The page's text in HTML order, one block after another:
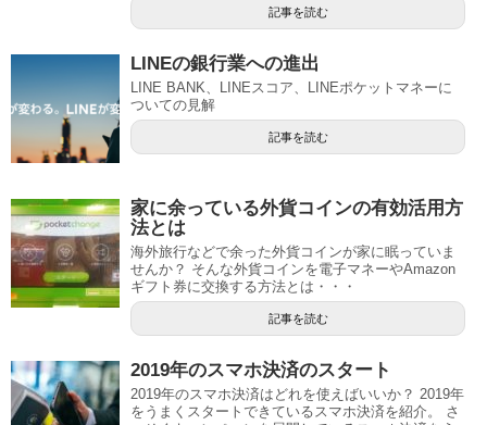
記事を読む
LINEの銀行業への進出
LINE BANK、LINEスコア、LINEポケットマネーに
ついての見解
記事を読む
家に余っている外貨コインの有効活用方
法とは
海外旅行などで余った外貨コインが家に眠っていま
せんか？ そんな外貨コインを電子マネーやAmazon
ギフト券に交換する方法とは・・・
記事を読む
2019年のスマホ決済のスタート
2019年のスマホ決済はどれを使えばいいか？ 2019年
をうまくスタートできているスマホ決済を紹介。 さ